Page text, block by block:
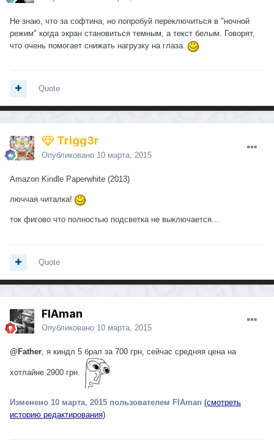
Не знаю, что за софтина, но попробуй переключиться в "ночной
режим" когда экран становиться темным, а текст белым. Говорят,
что очень помогает снижать нагрузку на глаза.
Quote
Trigg3r
Опубликовано 10 марта, 2015
Amazon Kindle Paperwhite (2013)
люччая читалка!
ток фигово что полностью подсветка не выключается...
Quote
FIAman
Опубликовано 10 марта, 2015
@Father, я киндл 5 брал за 700 грн, сейчас средняя цена на
хотлайне 2900 грн.
Изменено 10 марта, 2015 пользователем FIAman (смотреть
историю редактирования)